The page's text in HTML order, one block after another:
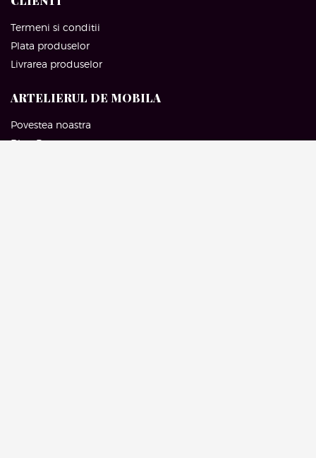
Termeni si conditii
Plata produselor
Livrarea produselor
ARTELIERUL DE MOBILA
Povestea noastra
Blog Page